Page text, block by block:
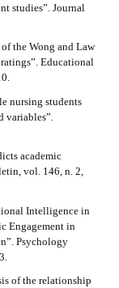
studies”. Journal
the Wong and Law
Educational
nursing students
variables”.
academic
vol. 146, n. 2,
Intelligence in
Engagement in
Psychology
of the relationship